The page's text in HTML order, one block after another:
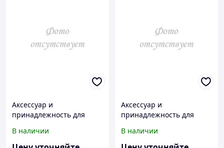
Аксессуар и
принадлежность для
калибровки Fluke
Calibration 2127-CB
В наличии
Аксессуар и
принадлежность для
калибровки Fluke
Calibration 2130
В наличии